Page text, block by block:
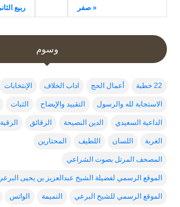
« صفر ربيع
وسوم
22 خطبة أعمال الحج اداب الخلاف الإنتخابات
الاستجابة لله والرسول التقييد والإيضاح الثبات
الداعية السعيدي الدين النصيحة الرقائق
الغربة اللسان اللطيف المحتارين
المصحف المرتل بصوت الشراعي
الموقع الرسمي لفضيلة الشيخ عبدالعزيز بن يحيى
الموقع الرسمي للشيخ البرعي النميمة الواتس